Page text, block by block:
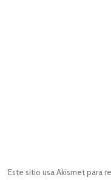
Este sitio usa Akismet para